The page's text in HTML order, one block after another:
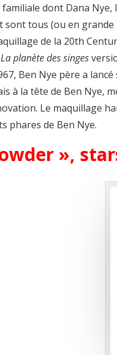
dont Dana
tous (ou en
de la 20th
La planète des singes
Ben Nye père a
à la tête de Ben Nye,
Le
phares de Ben Nye.
»,